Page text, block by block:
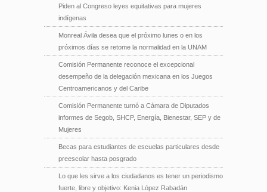
Piden al Congreso leyes equitativas para mujeres
indígenas
Monreal Ávila desea que el próximo lunes o en los
próximos días se retome la normalidad en la UNAM
Comisión Permanente reconoce el excepcional
desempeño de la delegación mexicana en los Juegos
Centroamericanos y del Caribe
Comisión Permanente turnó a Cámara de Diputados
informes de Segob, SHCP, Energía, Bienestar, SEP y de
Mujeres
Becas para estudiantes de escuelas particulares desde
preescolar hasta posgrado
Lo que les sirve a los ciudadanos es tener un periodismo
fuerte, libre y objetivo: Kenia López Rabadán